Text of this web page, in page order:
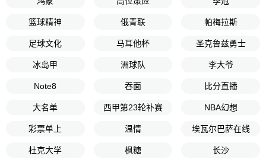
篮球精神 俄青联 帕梅拉斯
足球文化 马耳他杯 圣克鲁兹勇士
冰岛甲 洲球队 李大爷
Note8 吞面 比分直播
大名单 西甲第23轮补赛 NBA幻想
彩票单上 温情 埃瓦尔巴萨在线
杜克大学 枫糖 长沙